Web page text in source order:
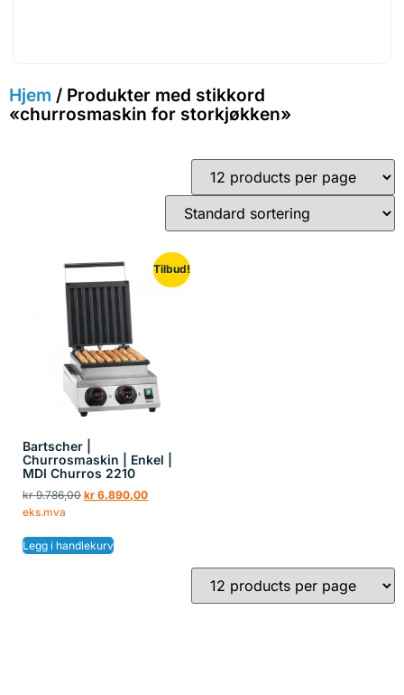
Hjem / Produkter med stikkord
«churrosmaskin for storkjøkken»
Tilbud!
Bartscher |
Churrosmaskin | Enkel |
MDI Churros 2210
kr9.786,00 kr 6.890,00
eks.mva
Legg i handlekurv